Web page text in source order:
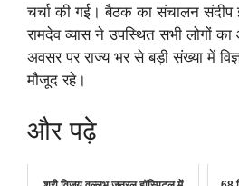
चर्चा की गई। बैठक का संचालन संदीप
रामदेव व्यास ने उपस्थित सभी लोगों
अवसर पर राज्य भर से बड़ी संख्या में
मौजूद रहे।
और पढ़े